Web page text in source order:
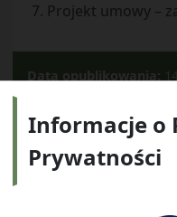
Projekt umowy –
Data opublikowania:
Informacje o
Prywatności